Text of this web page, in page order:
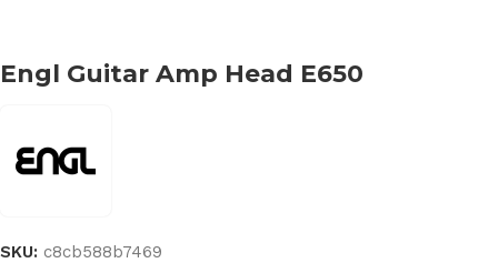
Engl Guitar Amp Head E650
SKU: c8cb588b7469